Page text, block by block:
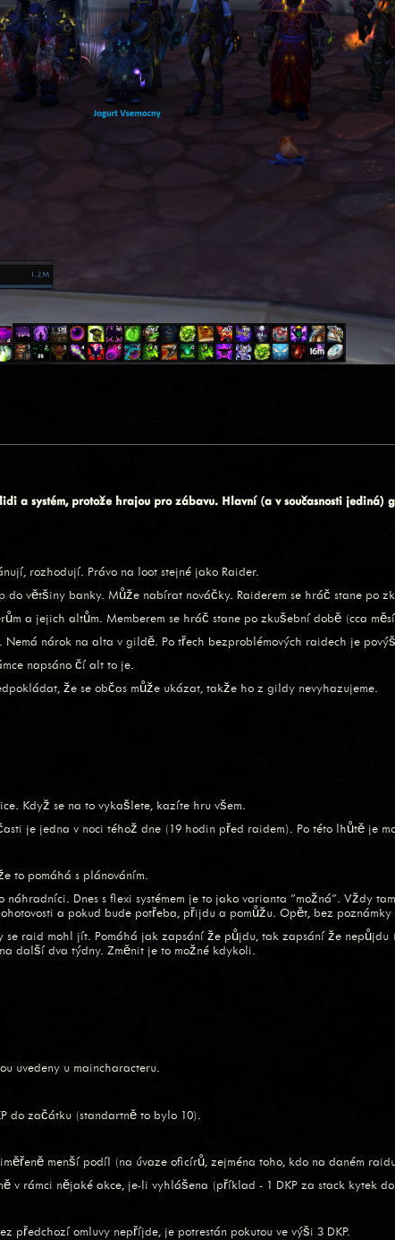
a systém, protože hrajou pro zábavu. Hlavní (a v současnosti
rozhodují. Právo na loot stejné jako Raider.
většiny banky. Může nabírat nováčky. Raiderem se hráč stane po
a jejich altům. Memberem se hráč stane po zkušební době (cca
nárok na alta v gildě. Po třech bezproblémových raidech je
napsáno čí alt to je.
že se občas může ukázat, takže ho z gildy nevyhazujeme.
Když se na to vykašlete, kazíte hru všem.
je jedna v noci téhož dne (19 hodin před raidem). Po této lhůtě je
to pomáhá s plánováním.
Dnes s flexi systémem je to jako varianta "možná". Vždy
a pokud bude potřeba, přijdu a pomůžu. Opět, bez
raid mohl jít. Pomáhá jak zapsání že půjdu, tak zapsání že
další dva týdny. Změnit je to možné kdykoli.
uvedeny u maincharacteru.
do začátku (standartně to bylo 10).
menší podíl (na úvaze oficírů, zejména toho, kdo na daném
v rámci nějaké akce, je-li vyhlášena (příklad - 1 DKP za stack kytek
předchozí omluvy nepříjde, je potrestán pokutou ve výši 3 DKP.